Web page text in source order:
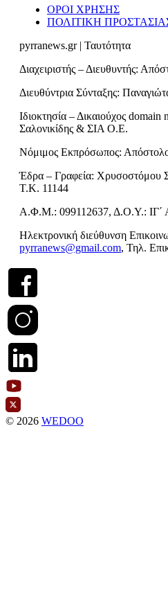
ΟΡΟΙ ΧΡΗΣΗΣ
ΠΟΛΙΤΙΚΗ
pyrranews.gr | Ταυτότητα
Διαχειριστής – Διευθυντής:
Διευθύντρια Σύνταξης:
Ιδιοκτησία – Δικαιούχος
Σαλονικίδης & ΣΙΑ Ο.Ε.
Νόμιμος Εκπρόσωπος:
Έδρα – Γραφεία: Χρυσοστόμου
Τ.Κ. 11144
Α.Φ.Μ.: 099112637, Δ.Ο.Υ.:
Ηλεκτρονική διεύθυνση
pyrranews@gmail.com, Τηλ.
© 2026 WEDOO